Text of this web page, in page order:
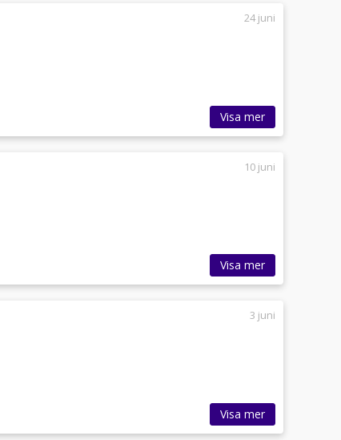
24 juni
Visa mer
10 juni
Visa mer
3 juni
Visa mer